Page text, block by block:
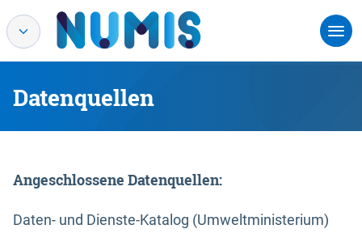
Datenquellen
Angeschlossene Datenquellen:
Daten- und Dienste-Katalog (Umweltministerium)